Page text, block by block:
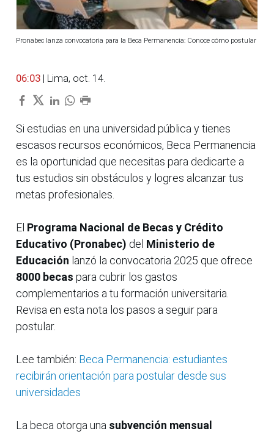
Pronabec lanza convocatoria para la Beca Permanencia: Conoce cómo postular
06:03 | Lima, oct. 14.
Si estudias en una universidad pública y tienes
escasos recursos económicos, Beca Permanencia
es la oportunidad que necesitas para dedicarte a
tus estudios sin obstáculos y logres alcanzar tus
metas profesionales.
El Programa Nacional de Becas y Crédito
Educativo (Pronabec) del Ministerio de
Educación lanzó la convocatoria 2025 que ofrece
8000 becas para cubrir los gastos
complementarios a tu formación universitaria.
Revisa en esta nota los pasos a seguir para
postular.
Lee también: Beca Permanencia: estudiantes
recibirán orientación para postular desde sus
universidades
La beca otorga una subvención mensual